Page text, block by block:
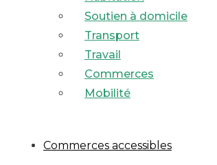
Soutien à domicile
Transport
Travail
Commerces
Mobilité
Commerces accessibles